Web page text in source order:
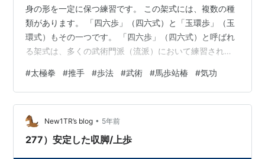
身の形を一定に保つ練習です。 この架式には、複数の種
類があります。 「四六歩」（四六式）と「玉環歩」（玉
環式）もその一つです。 「四六歩」（四六式）と呼ばれ
る架式は、多くの武術門派（流派）において練習されて
が、内容としては、同じとは言えません。 また、「半馬
歩」と混同する場合が多い架式でもあります。 「玉環
歩」（玉環式）は、「坐盤歩」（坐盤式）と混同する場
合が多いようです。 また、太極拳の一部の門派（流派）
では、「半坐盤歩」と称する事もあります。 この「四六
#太極拳 #推手 #歩法 #武術 #馬歩站椿 #気功
New1TR’s blog • 5年前
277）安定した収脚/上歩